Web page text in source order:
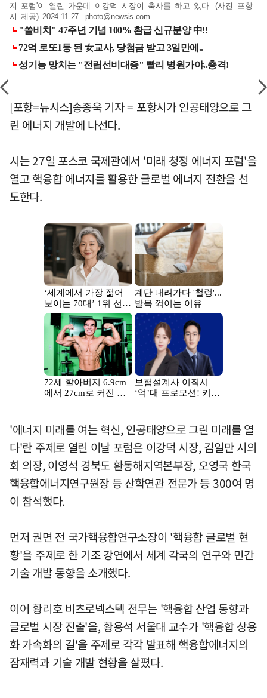
지 포럼'이 열린 가운데 이강덕 시장이 축사를 하고 있다. (사진=포항
시 제공) 2024.11.27. photo@newsis.com
[포항=뉴시스]송종욱 기자 = 포항시가 인공태양으로 그
린 에너지 개발에 나선다.
시는 27일 포스코 국제관에서 '미래 청정 에너지 포럼'을
열고 핵융합 에너지를 활용한 글로벌 에너지 전환을 선
도한다.
'에너지 미래를 여는 혁신, 인공태양으로 그린 미래를 열
다'란 주제로 열린 이날 포럼은 이강덕 시장, 김일만 시의
회 의장, 이영석 경북도 환동해지역본부장, 오영국 한국
핵융합에너지연구원장 등 산학연관 전문가 등 300여 명
이 참석했다.
먼저 권면 전 국가핵융합연구소장이 '핵융합 글로벌 현
황'을 주제로 한 기조 강연에서 세계 각국의 연구와 민간
기술 개발 동향을 소개했다.
이어 황리호 비츠로넥스텍 전무는 '핵융합 산업 동향과
글로벌 시장 진출'을, 황용석 서울대 교수가 '핵융합 상용
화 가속화의 길'을 주제로 각각 발표해 핵융합에너지의
잠재력과 기술 개발 현황을 살폈다.